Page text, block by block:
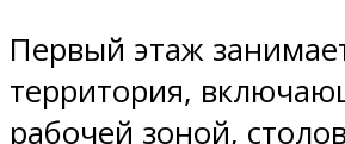
Первый этаж
территория,
рабочей зоной,